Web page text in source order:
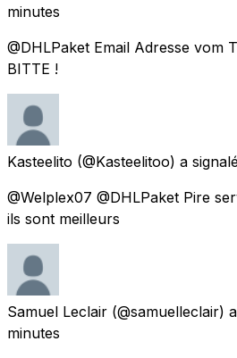
minutes
@DHLPaket Email Adresse vom
BITTE !
Kasteelito (@Kasteelitoo) a
@Welplex07 @DHLPaket Pire
ils sont meilleurs
Samuel Leclair (@samuelleclair)
minutes